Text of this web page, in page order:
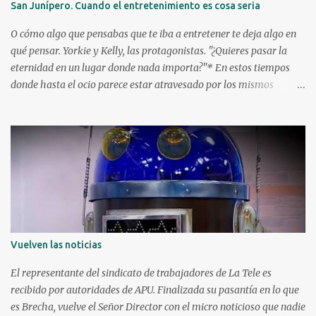
Reus. ¿Qué barrios creó cada uno? Florencio Escardó , periodista,
rematador, escritor y autor teatral, creó el barrio Atahualpa en
1868, el...
San Junípero. Cuando el entretenimiento es cosa seria
O cómo algo que pensabas que te iba a entretener te deja algo en
qué pensar. Yorkie y Kelly, las protagonistas. "¿Quieres pasar la
eternidad en un lugar donde nada importa?"* En estos tiempos
donde hasta el ocio parece estar atravesado por los mismos
música en otra plataforma X (cosa que necesariamente no tiene
que ser mala) - surge la pregunta de si el "entretenimiento" puede
ponerte frente a un producto que sea algo más que un consumo
efímero de un capítulo o de un documental, y que pase sin pena ni
gloria. Sumado además al hecho de que las plataformas, por
defecto, ya te están mandando otra cosa para ver y te dan de 5 a
20 segundos para que te mandes o, caso contrario, evitarte un
tu preferencia por horas. Para entrar en esta galería de grandes
novedades, muchas veces las plataformas...
Vuelven las noticias
El representante del sindicato de trabajadores de La Tele es
recibido por autoridades de APU. Finalizada su pasantía en lo que
es Brecha, vuelve el Señor Director con el micro noticioso que nadie